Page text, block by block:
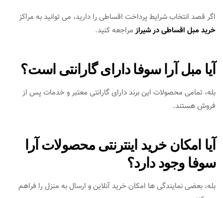
اگر قصد انتخاب شرایط پرداخت اقساطی را دارید، می توانید به مراکز
خرید مبل اقساطی در شیرازمراجعه کنید.
آیا مبل آرا سوفا دارای گارانتی است؟
بله، تمامی محصولات این برند دارای گارانتی معتبر و خدمات پس از
فروش هستند.
آیا امکان خرید اینترنتی محصولات آرا
سوفا وجود دارد؟
بله، بعضی نمایندگی‌ ها امکان خرید آنلاین و ارسال به منزل را فراهم